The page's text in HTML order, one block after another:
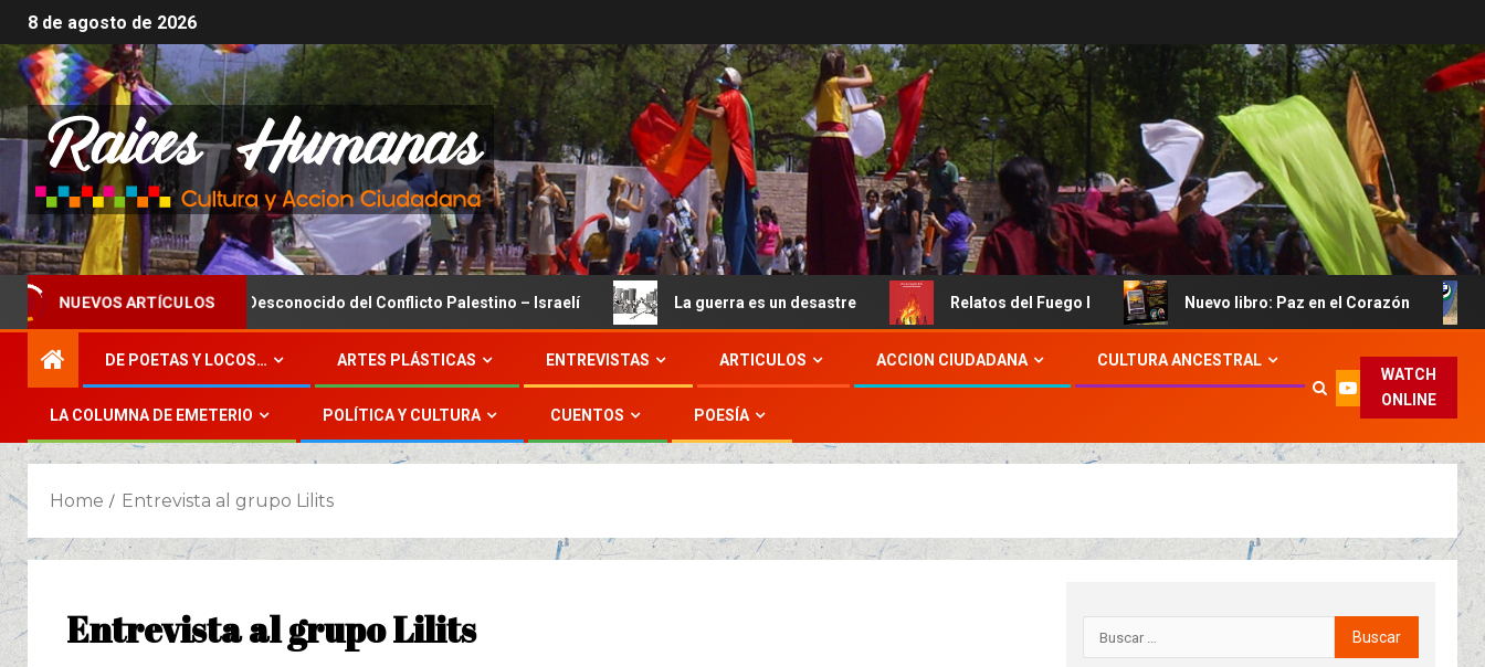
8 de agosto de 2026
NUEVOS ARTÍCULOSEl Lado Desconocido del Conflicto Palestino – Israelí La guerra es un desastre Relatos del Fuego I Nuevo libro: Paz en el Corazón
DE POETAS Y LOCOS… ARTES PLÁSTICAS ENTREVISTAS ARTICULOS ACCION CIUDADANA CULTURA ANCESTRAL
LA COLUMNA DE EMETERIO POLÍTICA Y CULTURA CUENTOS POESÍA
WATCH
ONLINE
Home Entrevista al grupo Lilits
Entrevista al grupo Lilits